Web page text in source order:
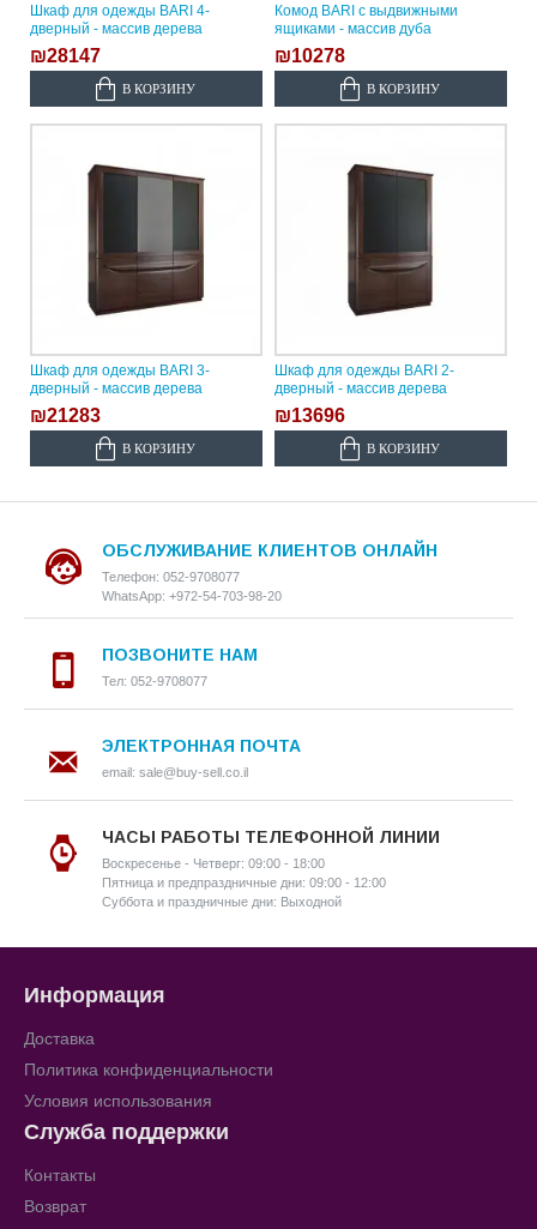
Шкаф для одежды BARI 4-
дверный - массив дерева
₪28147
В КОРЗИНУ
Комод BARI с выдвижными
ящиками - массив дуба
₪10278
В КОРЗИНУ
Шкаф для одежды BARI 3-
дверный - массив дерева
₪21283
В КОРЗИНУ
Шкаф для одежды BARI 2-
дверный - массив дерева
₪13696
В КОРЗИНУ
ОБСЛУЖИВАНИЕ КЛИЕНТОВ ОНЛАЙН
Телефон: 052-9708077
WhatsApp: +972-54-703-98-20
ПОЗВОНИТЕ НАМ
Тел: 052-9708077
ЭЛЕКТРОННАЯ ПОЧТА
email: sale@buy-sell.co.il
ЧАСЫ РАБОТЫ ТЕЛЕФОННОЙ ЛИНИИ
Воскресенье - Четверг: 09:00 - 18:00
Пятница и предпраздничные дни: 09:00 - 12:00
Суббота и праздничные дни: Выходной
Информация
Доставка
Политика конфиденциальности
Условия использования
Служба поддержки
Контакты
Возврат